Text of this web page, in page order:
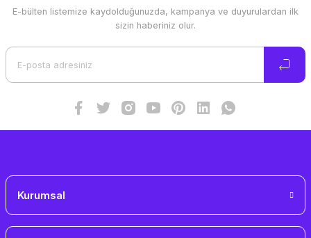
Ürün resmi kalitesiz, bozuk veya görüntülenemiyor.
E-bülten listemize kaydolduğunuzda, kampanya ve duyurulardan ilk
sizin haberiniz olur.
Kurumsal